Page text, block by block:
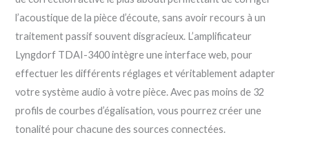
l’acoustique de la pièce d’écoute, sans avoir recours à un
traitement passif souvent disgracieux. L’amplificateur
Lyngdorf TDAI-3400 intègre une interface web, pour
effectuer les différents réglages et véritablement adapter
votre système audio à votre pièce. Avec pas moins de 32
profils de courbes d’égalisation, vous pourrez créer une
tonalité pour chacune des sources connectées.